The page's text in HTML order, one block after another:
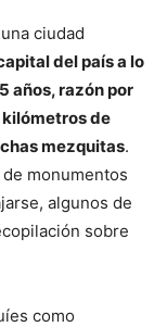
ciudad
del país a lo
años, razón por
kilómetros de
mezquitas.
monumentos
algunos de
sobre
como